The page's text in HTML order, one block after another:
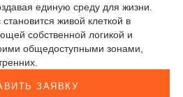
единую среду для жизни.
живой клеткой в
собственной логикой и
общедоступными зонами,
ЗАЯВКУ